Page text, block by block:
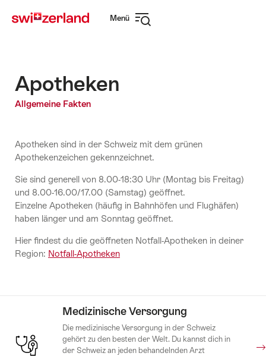
Menü
Apotheken
Allgemeine Fakten
Apotheken sind in der Schweiz mit dem grünen
Apothekenzeichen gekennzeichnet.
Sie sind generell von 8.00-18:30 Uhr (Montag bis Freitag)
und 8.00-16.00/17.00 (Samstag) geöffnet.
Einzelne Apotheken (häufig in Bahnhöfen und Flughäfen)
haben länger und am Sonntag geöffnet.
Hier findest du die geöffneten Notfall-Apotheken in deiner
Region: Notfall-Apotheken
Medizinische Versorgung
Die medizinische Versorgung in der Schweiz
gehört zu den besten der Welt. Du kannst dich in
der Schweiz an jeden behandelnden Arzt